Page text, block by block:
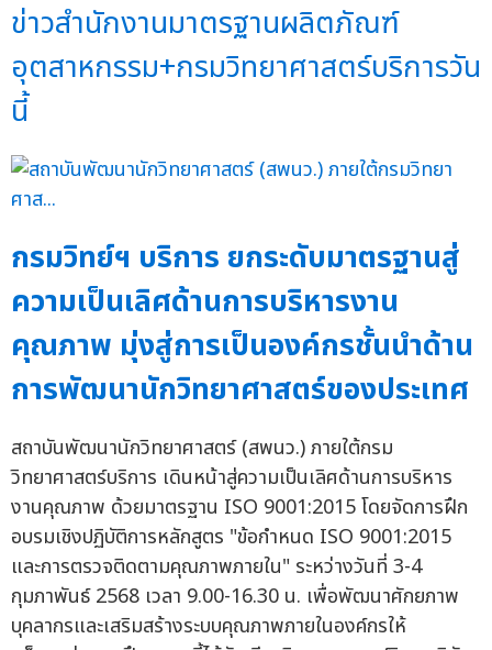
ข่าวสำนักงานมาตรฐานผลิตภัณฑ์
อุตสาหกรรม+กรมวิทยาศาสตร์บริการวัน
นี้
กรมวิทย์ฯ บริการ ยกระดับมาตรฐานสู่
ความเป็นเลิศด้านการบริหารงาน
คุณภาพ มุ่งสู่การเป็นองค์กรชั้นนำด้าน
การพัฒนานักวิทยาศาสตร์ของประเทศ
สถาบันพัฒนานักวิทยาศาสตร์ (สพนว.) ภายใต้กรม
วิทยาศาสตร์บริการ เดินหน้าสู่ความเป็นเลิศด้านการบริหาร
งานคุณภาพ ด้วยมาตรฐาน ISO 9001:2015 โดยจัดการฝึก
อบรมเชิงปฏิบัติการหลักสูตร "ข้อกำหนด ISO 9001:2015
และการตรวจติดตามคุณภาพภายใน" ระหว่างวันที่ 3-4
กุมภาพันธ์ 2568 เวลา 9.00-16.30 น. เพื่อพัฒนาศักยภาพ
บุคลากรและเสริมสร้างระบบคุณภาพภายในองค์กรให้